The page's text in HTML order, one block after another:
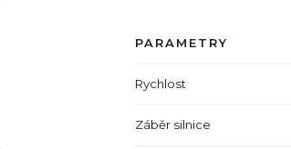
PARAMETRY
Rychlost
Záběr silnice